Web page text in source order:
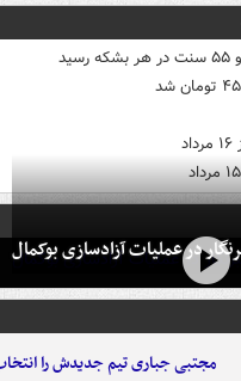
در عملیات آزادسازی بوکمال
مجتبی جباری تیم جدیدش را